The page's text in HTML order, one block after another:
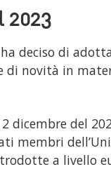
2023
ha deciso di
di novità in
dicembre del
membri
a livello